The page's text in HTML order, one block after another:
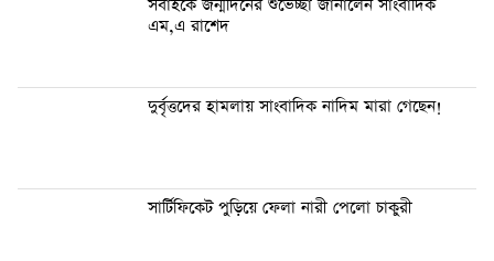
সবাইকে জন্মদিনের শুভেচ্ছা জানালেন সাংবাদিক
এম,এ রাশেদ
দুর্বৃত্তদের হামলায় সাংবাদিক নাদিম মারা গেছেন!
সার্টিফিকেট পুড়িয়ে ফেলা নারী পেলো চাকুরী